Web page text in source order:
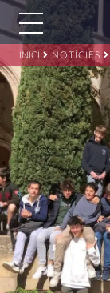
INICI NOTÍCIES